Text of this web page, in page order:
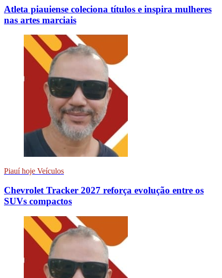
Atleta piauiense coleciona títulos e inspira mulheres
nas artes marciais
Piauí hoje Veículos
Chevrolet Tracker 2027 reforça evolução entre os
SUVs compactos